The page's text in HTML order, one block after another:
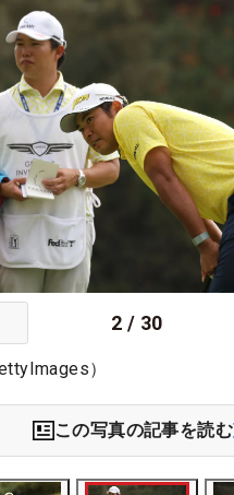
2 / 30
）
この写真の記事を読む